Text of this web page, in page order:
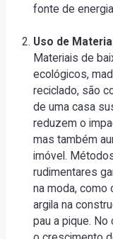
fonte de
Uso de
Materiais de
ecológicos,
reciclado, são
de uma casa
reduzem o
mas também
imóvel.
rudimentares
na moda, como
argila na
pau a pique.